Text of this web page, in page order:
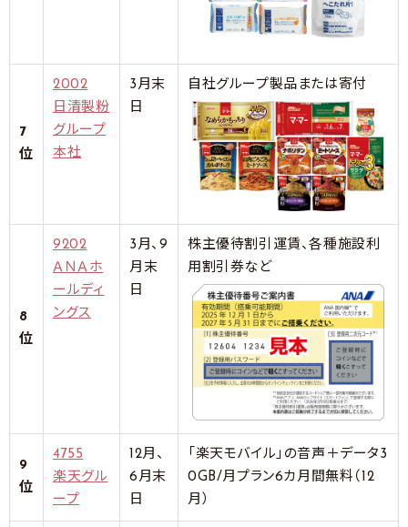
7
位
2002
日清製粉
グループ
本社
3月末
日
自社グループ製品または寄付
8
位
9202
ＡＮＡホ
ールディ
ングス
3月、9
月末
日
株主優待割引運賃、各種施設利
用割引券など
9
位
4755
楽天グル
ープ
12月、
6月末
日
「楽天モバイル」の音声＋データ3
0GB/月プラン6カ月間無料（12
月）